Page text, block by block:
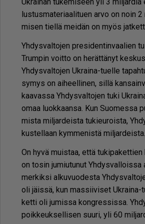
Uk­rai­nan tu­ke­mi­seen yli 3
lus­tus­ma­te­ri­aa­li­tu­en ar­vo on noin
mi­sen tiel­lä mei­dän on myös
Yh­dys­val­to­jen pre­si­den­tin­vaa­lien
Trum­pin voit­to on he­rät­tä­nyt
Yh­dys­val­to­jen Uk­rai­na-tu­el­le
sy­mys on ai­heel­li­nen, sil­lä
kaa­vas­sa Yh­dys­val­to­jen tuki
omaa luok­kaan­sa. Kun Suo­mes­sa
mis­ta mil­jar­deis­ta tu­kie­u­rois­ta,
kus­tel­laan kym­me­nis­tä mil­jar­deis­ta.
On hyvä muis­taa, et­tä
on to­sin ju­miu­tu­nut
mer­kik­si al­ku­vuo­des­ta
oli jäis­sä, kun mas­sii­vi­set
ket­ti oli ju­mis­sa kong­res­sis­sa.
poik­keuk­sel­li­sen suu­ri, yli 60